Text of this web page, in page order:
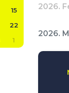
15
22
1
2026.
2026.